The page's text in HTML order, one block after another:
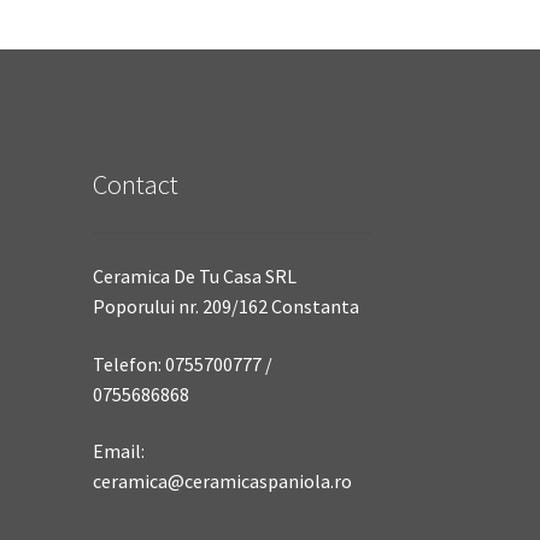
Contact
Ceramica De Tu Casa SRL
Poporului nr. 209/162 Constanta
Telefon: 0755700777 /
0755686868
Email:
ceramica@ceramicaspaniola.ro